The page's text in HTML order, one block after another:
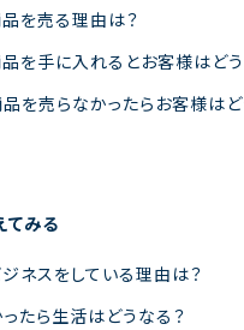
を売る理由は？
を手に入れるとお客様はど
を売らなかったらお客様はど
てみる
ネスをしている理由は？
たら生活はどうなる？